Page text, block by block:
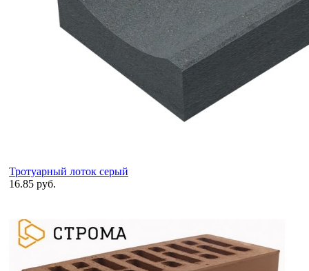
Тротуарный лоток серый
16.85 руб.